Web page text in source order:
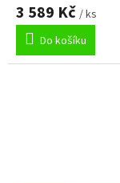
3 589 Kč / ks
Do košíku